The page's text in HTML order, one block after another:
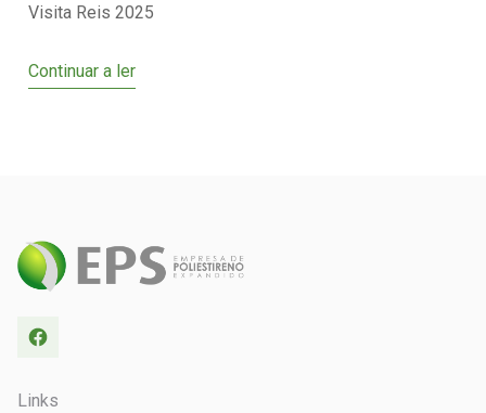
Visita Reis 2025
Continuar a ler
Links